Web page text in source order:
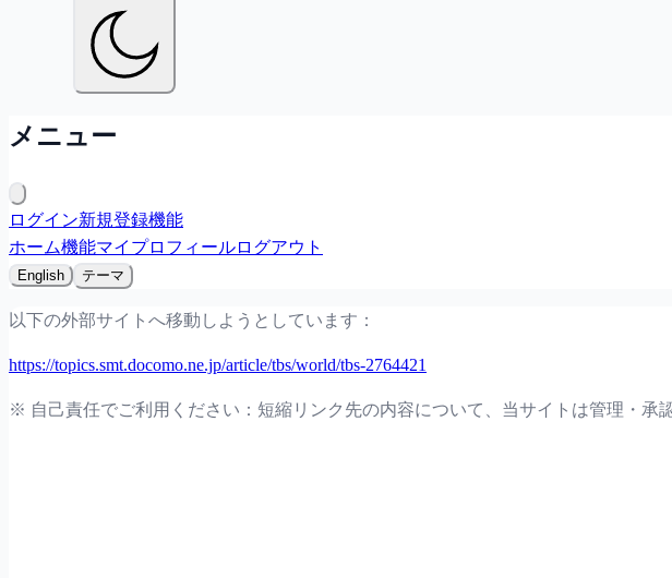
メニュー
ログイン新規登録機能
ホーム機能マイプロフィールログアウト
English テーマ
以下の外部サイトへ移動しようとしています：
https://topics.smt.docomo.ne.jp/article/tbs/world/tbs-2764421
※ 自己責任でご利用ください：短縮リンク先の内容について、当サイトは管理・承